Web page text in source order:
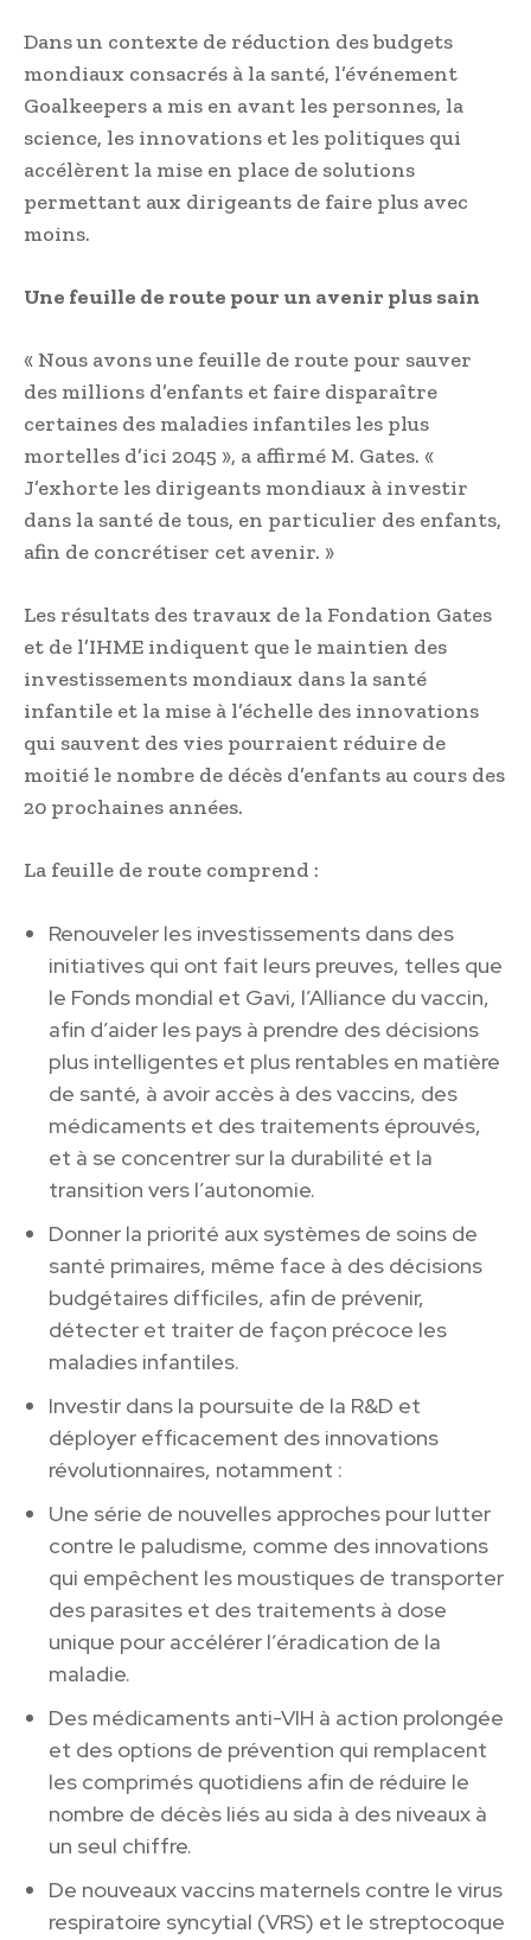
Dans un contexte de réduction des budgets
mondiaux consacrés à la santé, l’événement
Goalkeepers a mis en avant les personnes, la
science, les innovations et les politiques qui
accélèrent la mise en place de solutions
permettant aux dirigeants de faire plus avec
moins.
Une feuille de route pour un avenir plus sain
« Nous avons une feuille de route pour sauver
des millions d’enfants et faire disparaître
certaines des maladies infantiles les plus
mortelles d’ici 2045 », a affirmé M. Gates. «
J’exhorte les dirigeants mondiaux à investir
dans la santé de tous, en particulier des enfants,
afin de concrétiser cet avenir. »
Les résultats des travaux de la Fondation Gates
et de l’IHME indiquent que le maintien des
investissements mondiaux dans la santé
infantile et la mise à l’échelle des innovations
qui sauvent des vies pourraient réduire de
moitié le nombre de décès d’enfants au cours des
20 prochaines années.
La feuille de route comprend :
Renouveler les investissements dans des
initiatives qui ont fait leurs preuves, telles que
le Fonds mondial et Gavi, l’Alliance du vaccin,
afin d’aider les pays à prendre des décisions
plus intelligentes et plus rentables en matière
de santé, à avoir accès à des vaccins, des
médicaments et des traitements éprouvés,
et à se concentrer sur la durabilité et la
transition vers l’autonomie.
Donner la priorité aux systèmes de soins de
santé primaires, même face à des décisions
budgétaires difficiles, afin de prévenir,
détecter et traiter de façon précoce les
maladies infantiles.
Investir dans la poursuite de la R&D et
déployer efficacement des innovations
révolutionnaires, notamment :
Une série de nouvelles approches pour lutter
contre le paludisme, comme des innovations
qui empêchent les moustiques de transporter
des parasites et des traitements à dose
unique pour accélérer l’éradication de la
maladie.
Des médicaments anti-VIH à action prolongée
et des options de prévention qui remplacent
les comprimés quotidiens afin de réduire le
nombre de décès liés au sida à des niveaux à
un seul chiffre.
De nouveaux vaccins maternels contre le virus
respiratoire syncytial (VRS) et le streptocoque